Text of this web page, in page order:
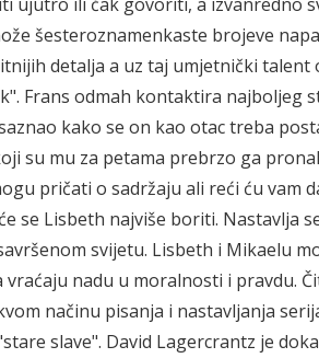
šesteroznamenkaste brojeve
detalja a uz taj umjetnički
Frans odmah kontaktira
kako se on kao otac treba
su mu za petama prebrzo ga
pričati o sadržaju ali reći ću vam
se Lisbeth najviše boriti. Nastavlja
svijetu. Lisbeth i Mikaelu
vraćaju nadu u moralnosti i pravdu.
načinu pisanja i nastavljanja
slave". David Lagercrantz je